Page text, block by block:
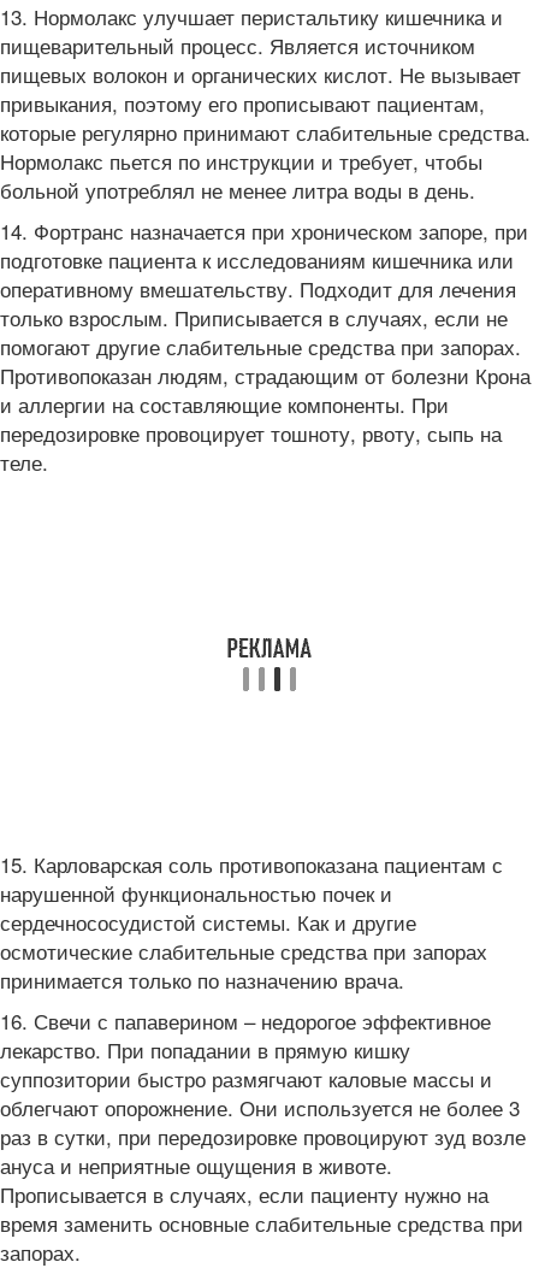
13. Нормолакс улучшает перистальтику кишечника и
пищеварительный процесс. Является источником
пищевых волокон и органических кислот. Не вызывает
привыкания, поэтому его прописывают пациентам,
которые регулярно принимают слабительные средства.
Нормолакс пьется по инструкции и требует, чтобы
больной употреблял не менее литра воды в день.
14. Фортранс назначается при хроническом запоре, при
подготовке пациента к исследованиям кишечника или
оперативному вмешательству. Подходит для лечения
только взрослым. Приписывается в случаях, если не
помогают другие слабительные средства при запорах.
Противопоказан людям, страдающим от болезни Крона
и аллергии на составляющие компоненты. При
передозировке провоцирует тошноту, рвоту, сыпь на
теле.
15. Карловарская соль противопоказана пациентам с
нарушенной функциональностью почек и
сердечнососудистой системы. Как и другие
осмотические слабительные средства при запорах
принимается только по назначению врача.
16. Свечи с папаверином – недорогое эффективное
лекарство. При попадании в прямую кишку
суппозитории быстро размягчают каловые массы и
облегчают опорожнение. Они используется не более 3
раз в сутки, при передозировке провоцируют зуд возле
ануса и неприятные ощущения в животе.
Прописывается в случаях, если пациенту нужно на
время заменить основные слабительные средства при
запорах.